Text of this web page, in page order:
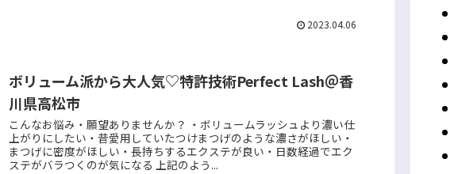
2023.04.06
ボリューム派から大人気♡特許技術Perfect Lash＠香
川県高松市
こんなお悩み・願望ありませんか？ ・ボリュームラッシュより濃い仕
上がりにしたい・昔愛用していたつけまつげのような濃さがほしい・
まつげに密度がほしい・長持ちするエクステが良い・日数経過でエク
ステがバラつくのが気になる 上記のよう...